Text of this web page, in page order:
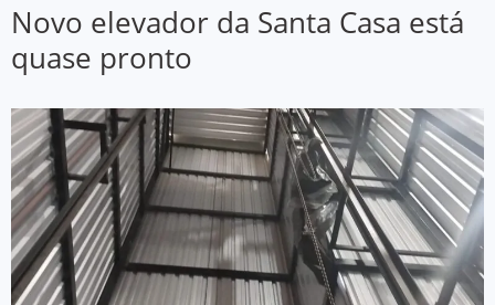
Novo elevador da Santa Casa está
quase pronto